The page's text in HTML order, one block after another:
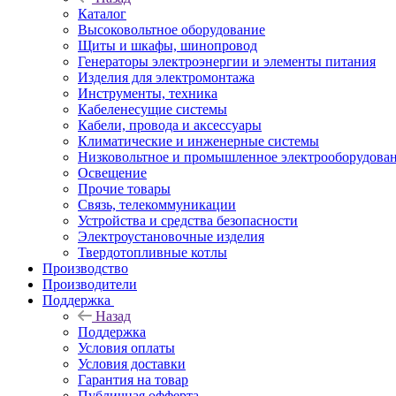
Каталог
Высоковольтное оборудование
Щиты и шкафы, шинопровод
Генераторы электроэнергии и элементы питания
Изделия для электромонтажа
Инструменты, техника
Кабеленесущие системы
Кабели, провода и аксессуары
Климатические и инженерные системы
Низковольтное и промышленное
Освещение
Прочие товары
Связь, телекоммуникации
Устройства и средства безопасности
Электроустановочные изделия
Твердотопливные котлы
Производство
Производители
Поддержка
Назад
Поддержка
Условия оплаты
Условия доставки
Гарантия на товар